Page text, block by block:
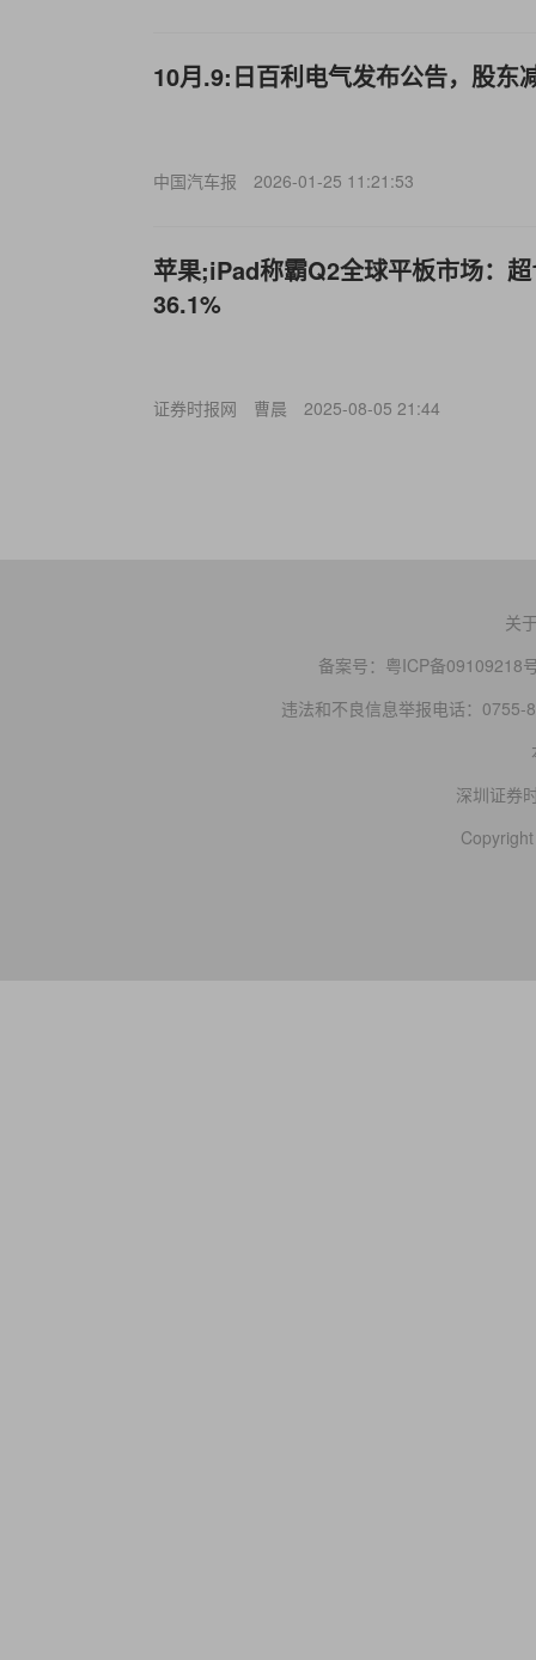
10月.9:日百利电气发布公告，股东
中国汽车报 2026-01-25 11:21:53
苹果;iPad称霸Q2全球平板市场：
36.1%
证券时报网 曹晨 2025-08-05 21:44
关
备案号： 粤ICP备09109218
违法和不良信息举报电话：0755-
深圳证券